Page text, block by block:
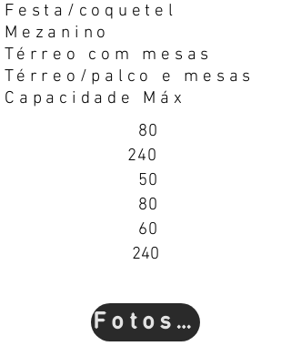
Festa/coquetel
Mezanino
Térreo com mesas
Térreo/palco e mesas
Capacidade Máx
80
240
50
80
60
240
Fotos e Plantas